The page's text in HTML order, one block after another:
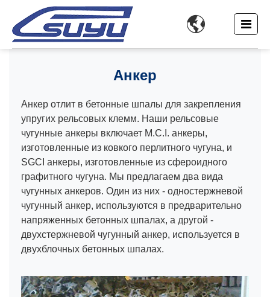

Анкер
Анкер отлит в бетонные шпалы для закрепления
упругих рельсовых клемм. Наши рельсовые
чугунные анкеры включает M.C.I. анкеры,
изготовленные из ковкого перлитного чугуна, и
SGCI анкеры, изготовленные из сфероидного
графитного чугуна. Мы предлагаем два вида
чугунных анкеров. Один из них - одностержневой
чугунный анкер, используются в предварительно
напряженных бетонных шпалах, а другой -
двухстержневой чугунный анкер, используется в
двухблочных бетонных шпалах.